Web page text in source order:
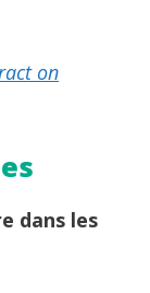
on
dans les